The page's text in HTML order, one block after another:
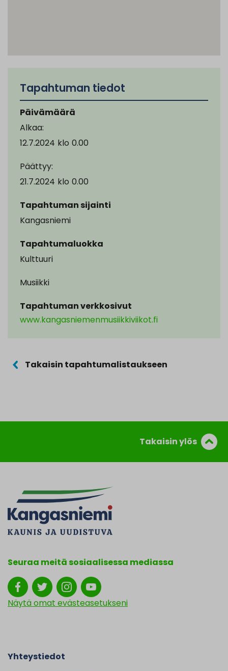
Tapahtuman tiedot
Päivämäärä
Alkaa:
12.7.2024 klo 0.00
Päättyy:
21.7.2024 klo 0.00
Tapahtuman sijainti
Kangasniemi
Tapahtumaluokka
Kulttuuri
Musiikki
Tapahtuman verkkosivut
www.kangasniemenmusiikkiviikot.fi
Takaisin tapahtumalistaukseen
Takaisin ylös
Seuraa meitä sosiaalisessa mediassa
Näytä omat evästeasetukseni
Yhteystiedot